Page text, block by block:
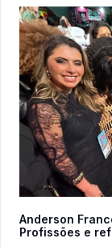
Anderson
Profissões e